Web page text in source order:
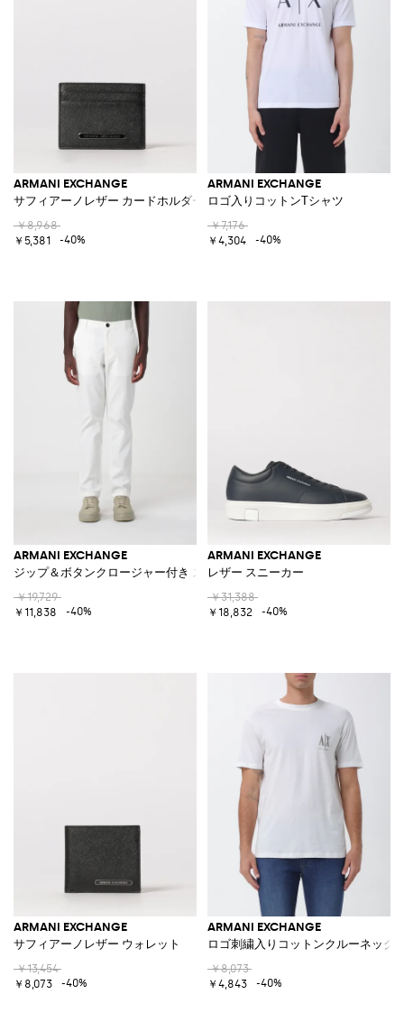
ARMANI EXCHANGE
サフィアーノレザー カードホルダー
￥8,968
￥5,381
-40%
ARMANI EXCHANGE
ロゴ入りコットンTシャツ
￥7,176
￥4,304
-40%
ARMANI EXCHANGE
ジップ＆ボタンクロージャー付き ストレッチコットン チノパンツ
￥19,729
￥11,838
-40%
ARMANI EXCHANGE
レザー スニーカー
￥31,388
￥18,832
-40%
ARMANI EXCHANGE
サフィアーノレザー ウォレット
￥13,454
￥8,073
-40%
ARMANI EXCHANGE
ロゴ刺繍入りコットンクルーネック
￥8,073
￥4,843
-40%